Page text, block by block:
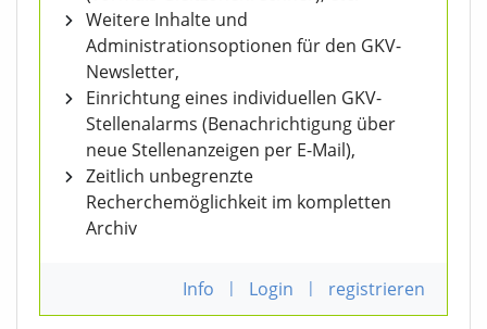
Weitere Inhalte und
Administrationsoptionen für den GKV-
Newsletter,
Einrichtung eines individuellen GKV-
Stellenalarms (Benachrichtigung über
neue Stellenanzeigen per E-Mail),
Zeitlich unbegrenzte
Recherchemöglichkeit im kompletten
Archiv
Info | Login | registrieren